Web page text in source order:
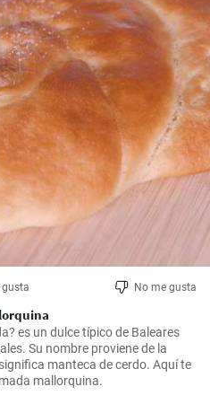
gusta No me gusta
es un dulce típico de Baleares
Su nombre proviene de la
manteca de cerdo. Aquí te
mallorquina.